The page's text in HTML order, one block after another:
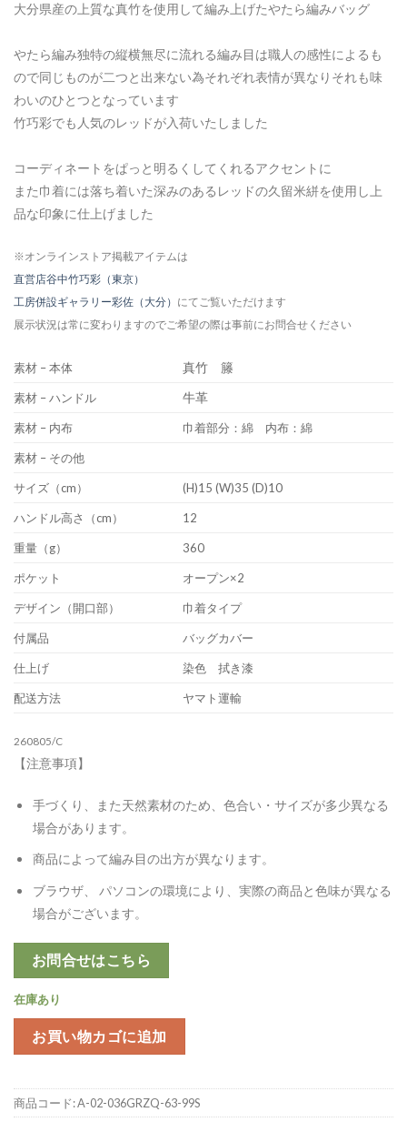
大分県産の上質な真竹を使用して編み上げたやたら編みバッグ
やたら編み独特の縦横無尽に流れる編み目は職人の感性によるも
ので同じものが二つと出来ない為それぞれ表情が異なりそれも味
わいのひとつとなっています
竹巧彩でも人気のレッドが入荷いたしました
コーディネートをぱっと明るくしてくれるアクセントに
また巾着には落ち着いた深みのあるレッドの久留米絣を使用し上
品な印象に仕上げました
※オンラインストア掲載アイテムは
直営店谷中竹巧彩（東京）
工房併設ギャラリー彩佐（大分） にてご覧いただけます
展示状況は常に変わりますのでご希望の際は事前にお問合せください
素材 – 本体 真竹 籐
素材 – ハンドル 牛革
素材 – 内布 巾着部分：綿 内布：綿
素材 – その他
サイズ（cm） (H)15 (W)35 (D)10
ハンドル高さ（cm） 12
重量（g） 360
ポケット オープン×2
デザイン（開口部） 巾着タイプ
付属品 バッグカバー
仕上げ 染色 拭き漆
配送方法 ヤマト運輸
260805/C
【注意事項】
手づくり、また天然素材のため、色合い・サイズが多少異なる
場合があります。
商品によって編み目の出方が異なります。
ブラウザ、 パソコンの環境により、実際の商品と色味が異なる
場合がございます。
お問合せはこちら
在庫あり
お買い物カゴに追加
商品コード:A-02-036GRZQ-63-99S